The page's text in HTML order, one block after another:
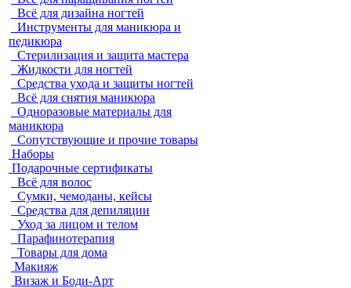
Всё для дизайна ногтей
Инструменты для маникюра и
педикюра
Стерилизация и защита мастера
Жидкости для ногтей
Средства ухода и защиты ногтей
Всё для снятия маникюра
Одноразовые материалы для
маникюра
Сопутствующие и прочие товары
Наборы
Подарочные сертификаты
Всё для волос
Сумки, чемоданы, кейсы
Средства для депиляции
Уход за лицом и телом
Парафинотерапия
Товары для дома
Макияж
Визаж и Боди-Арт